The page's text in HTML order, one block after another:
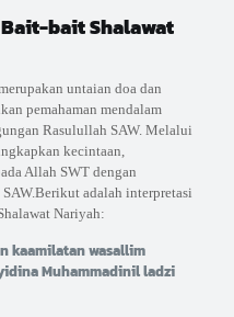
bait Shalawat
untaian doa dan
pemahaman mendalam
Rasulullah SAW. Melalui
kecintaan,
Allah SWT dengan
adalah interpretasi
Nariyah:
kaamilatan wasallim
Muhammadinil ladzi